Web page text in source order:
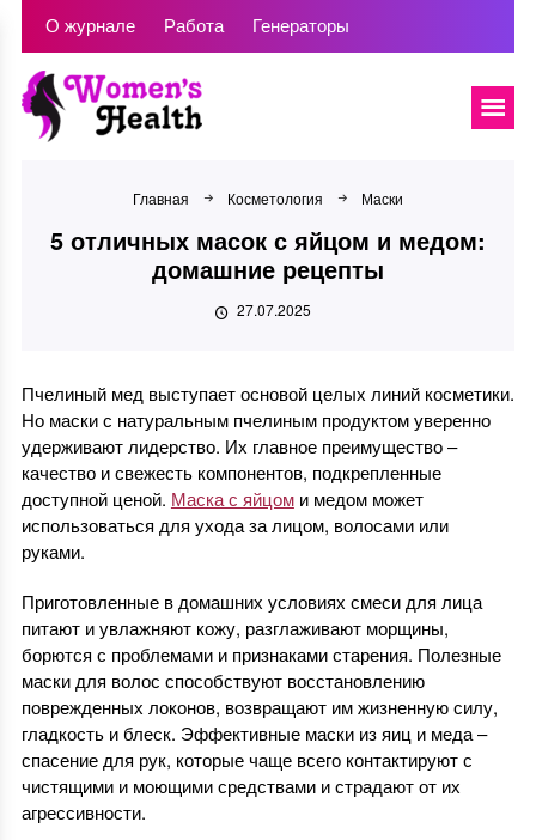
О журнале Работа Генераторы
Главная Косметология Маски
5 отличных масок с яйцом и медом:
домашние рецепты
27.07.2025
Пчелиный мед выступает основой целых линий косметики.
Но маски с натуральным пчелиным продуктом уверенно
удерживают лидерство. Их главное преимущество –
качество и свежесть компонентов, подкрепленные
доступной ценой. Маска с яйцоми медом может
использоваться для ухода за лицом, волосами или
руками.
Приготовленные в домашних условиях смеси для лица
питают и увлажняют кожу, разглаживают морщины,
борются с проблемами и признаками старения. Полезные
маски для волос способствуют восстановлению
поврежденных локонов, возвращают им жизненную силу,
гладкость и блеск. Эффективные маски из яиц и меда –
спасение для рук, которые чаще всего контактируют с
чистящими и моющими средствами и страдают от их
агрессивности.